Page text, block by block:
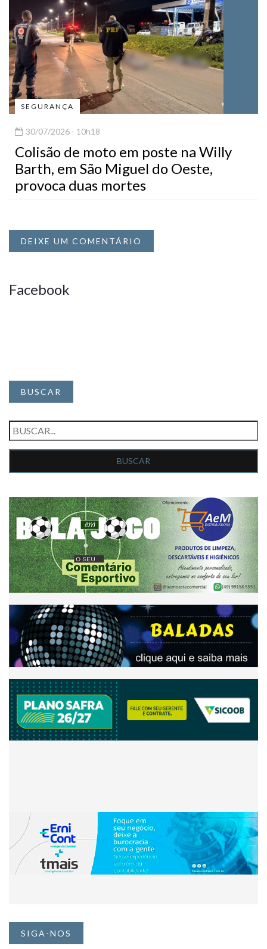
SEGURANÇA
30/07/2026 - 10h18
Colisão de moto em poste na Willy
Barth, em São Miguel do Oeste,
provoca duas mortes
DEIXE UM COMENTÁRIO
Facebook
BUSCAR
SIGA-NOS